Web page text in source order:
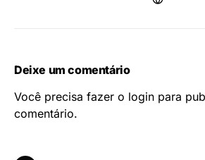
Deixe um comentário
Você precisa fazer o login para
comentário.